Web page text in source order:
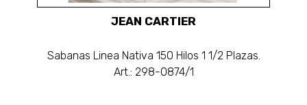
JEAN CARTIER
Sabanas Linea Nativa 150 Hilos 1 1/2 Plazas.
Art.: 298-0874/1